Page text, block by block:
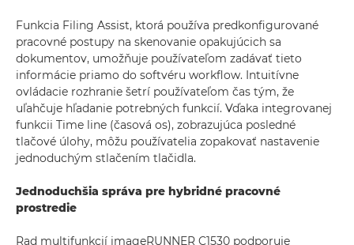
Funkcia Filing Assist, ktorá používa predkonfigurované
pracovné postupy na skenovanie opakujúcich sa
dokumentov, umožňuje používateľom zadávať tieto
informácie priamo do softvéru workflow. Intuitívne
ovládacie rozhranie šetrí používateľom čas tým, že
uľahčuje hľadanie potrebných funkcií. Vďaka integrovanej
funkcii Time line (časová os), zobrazujúca posledné
tlačové úlohy, môžu používatelia zopakovať nastavenie
jednoduchým stlačením tlačidla.
Jednoduchšia správa pre hybridné pracovné
prostredie
Rad multifunkcií imageRUNNER C1530 podporuje